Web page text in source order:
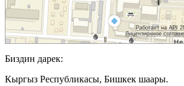
Биздин дарек:
Кыргыз Республикасы, Бишкек шаары.